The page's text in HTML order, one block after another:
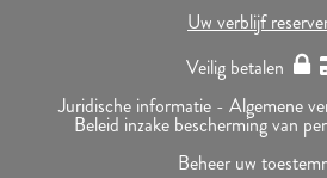
Uw verblijf
Veilig betalen
Juridische informatie - Algemene
Beleid inzake bescherming van
Beheer uw